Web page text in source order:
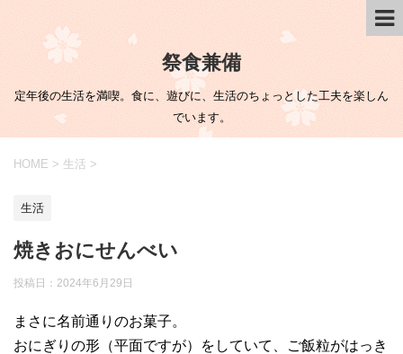
祭食兼備
定年後の生活を満喫。食に、遊びに、生活のちょっとした工夫を楽しん
でいます。
HOME > 生活 >
生活
焼きおにせんべい
投稿日： 2024年6月29日
まさに名前通りのお菓子。
おにぎりの形（平面ですが）をしていて、ご飯粒がはっき